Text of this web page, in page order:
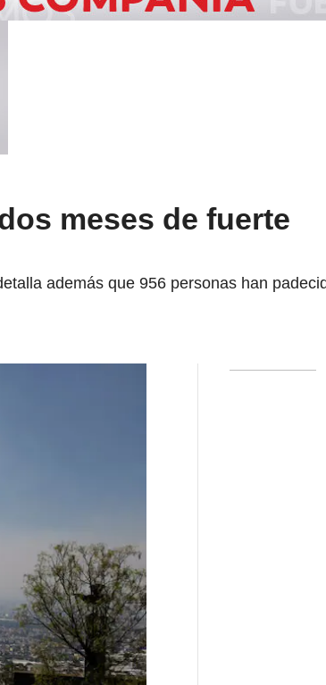
meses de fuerte
además que 956 personas han